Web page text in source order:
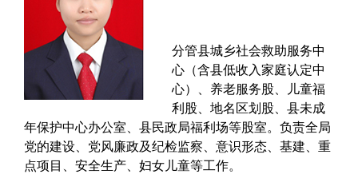
分管县城乡社会救助服务中
心（含县低收入家庭认定中
心）、养老服务股、儿童福
利股、地名区划股、县未成
年保护中心办公室、县民政局福利场等股室。负责全局
党的建设、党风廉政及纪检监察、意识形态、基建、重
点项目、安全生产、妇女儿童等工作。